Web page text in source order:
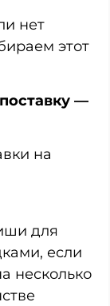
нет
этот
—
на
для
если
несколько